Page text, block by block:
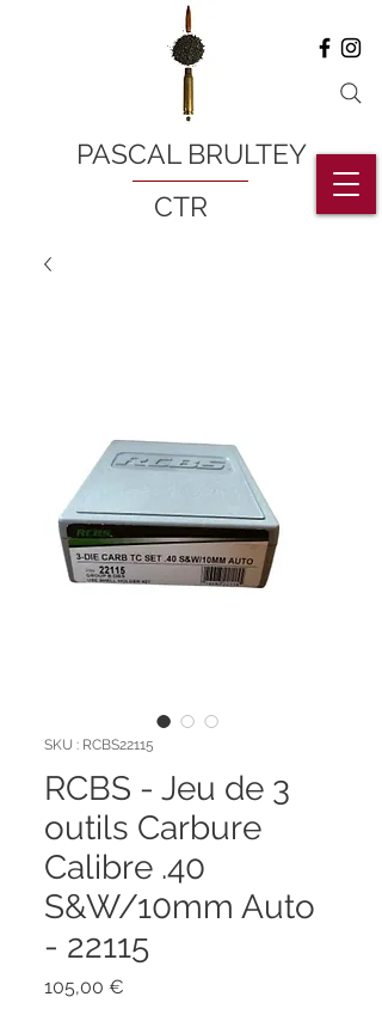
PASCAL BRULTEY
CTR
SKU : RCBS22115
RCBS - Jeu de 3
outils Carbure
Calibre .40
S&W/10mm Auto
- 22115
105,00 €